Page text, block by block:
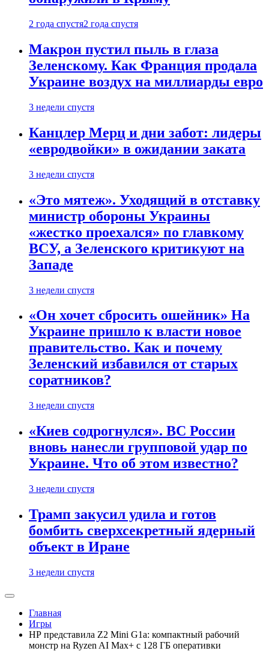
2 года спустя2 года спустя
Макрон пустил пыль в глаза
Зеленскому. Как Франция продала
Украине воздух на миллиарды евро
3 недели спустя
Канцлер Мерц и дни забот: лидеры
«евродвойки» в ожидании заката
3 недели спустя
«Это мятеж». Уходящий в отставку
министр обороны Украины
«жестко проехался» по главкому
ВСУ, а Зеленского критикуют на
Западе
3 недели спустя
«Он хочет сбросить ошейник» На
Украине пришло к власти новое
правительство. Как и почему
Зеленский избавился от старых
соратников?
3 недели спустя
«Киев содрогнулся». ВС России
вновь нанесли групповой удар по
Украине. Что об этом известно?
3 недели спустя
Трамп закусил удила и готов
бомбить сверхсекретный ядерный
объект в Иране
3 недели спустя
Главная
Игры
HP представила Z2 Mini G1a: компактный рабочий
монстр на Ryzen AI Max+ с 128 ГБ оперативки